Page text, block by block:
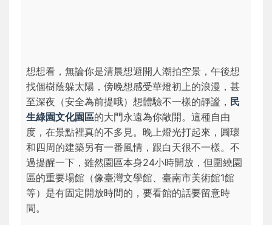
想想看，無論你是清晨想避開人潮拍空景，午後想
找個樹蔭躲太陽，傍晚想感受華燈初上的浪漫，甚
至深夜（安全為前提哦）想體驗不一樣的靜謐， 民
生綠園文化園區的大門永遠為你敞開。這種自由
度，在景點裡真的不多見。晚上燈光打起來，圓環
和四周的建築另有一番風情，跟白天很不一樣。不
過提醒一下，雖然園區本身24小時開放，但圍繞園
區的重要場館（像臺灣文學館、臺南市美術館1館
等）是有固定開放時間的，要看館的話要留意時
間。